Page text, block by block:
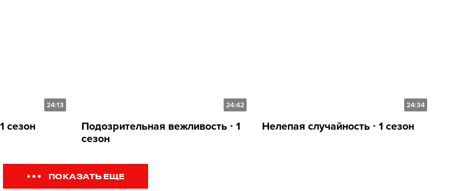
24:13
сезон
24:42
Подозрительная вежливость ∙ 1
сезон
24:34
Нелепая случайность ∙ 1 сезон
ПОКАЗАТЬ ЕЩЕ